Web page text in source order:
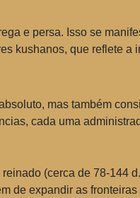
e persa. Isso se
kushanos, que reflete a
mas também
cada uma
(cerca de 78-144
de expandir as